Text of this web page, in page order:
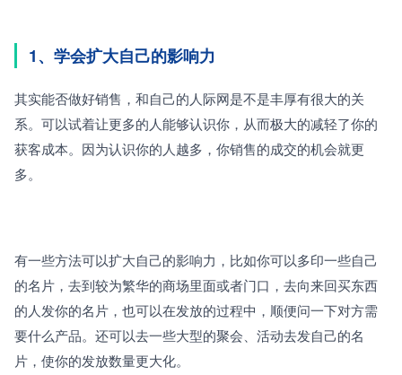
1、学会扩大自己的影响力
其实能否做好销售，和自己的人际网是不是丰厚有很大的关
系。可以试着让更多的人能够认识你，从而极大的减轻了你的
获客成本。因为认识你的人越多，你销售的成交的机会就更
多。
有一些方法可以扩大自己的影响力，比如你可以多印一些自己
的名片，去到较为繁华的商场里面或者门口，去向来回买东西
的人发你的名片，也可以在发放的过程中，顺便问一下对方需
要什么产品。还可以去一些大型的聚会、活动去发自己的名
片，使你的发放数量更大化。